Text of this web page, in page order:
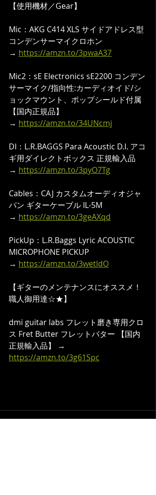
【使用機材／Gear】
Mic：AKG C414 XLS サイドアドレス型
コンデンサーマイクロホン
→ https://amzn.to/3pwaA37
Mic2：sE Electronics sE2200 コンデン
サーマイク/指向性:カーディオイド/シ
ョックマウント、ポップシールド付属
【国内正規品】
→ https://amzn.to/34UNcmj
DI：L.R.BAGGS Para Acoustic D.I. アコ
ギ用ダイレクトボックス 正規輸入品
→ https://amzn.to/3pyO7Tg
Cables：CAJ カスタムオーディオジャ
パン ギターケーブル IL-5M
→ https://amzn.to/3geAXqd
PickUp：L.R.Baggs Lyric ACOUSTIC
MICROPHONE PICKUP
→ https://amzn.to/3wetldO
【ギターのメンテナンスにオススメ！
職人御用達☆★】
dmi guitar labs フレット磨き専用クロ
ス Fret Butter フレットバター 【国内
正規輸入品】 →
https://amzn.to/3g61Spc